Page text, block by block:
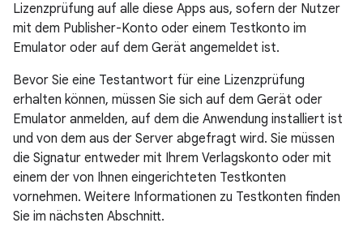
Lizenzprüfung auf alle diese Apps aus, sofern der Nutzer
mit dem Publisher-Konto oder einem Testkonto im
Emulator oder auf dem Gerät angemeldet ist.
Bevor Sie eine Testantwort für eine Lizenzprüfung
erhalten können, müssen Sie sich auf dem Gerät oder
Emulator anmelden, auf dem die Anwendung installiert ist
und von dem aus der Server abgefragt wird. Sie müssen
die Signatur entweder mit Ihrem Verlagskonto oder mit
einem der von Ihnen eingerichteten Testkonten
vornehmen. Weitere Informationen zu Testkonten finden
Sie im nächsten Abschnitt.